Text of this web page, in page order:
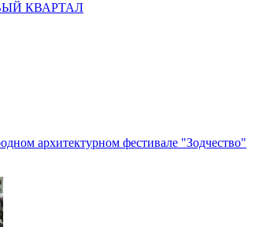
КВАРТАЛ
архитектурном фестивале "Зодчество"